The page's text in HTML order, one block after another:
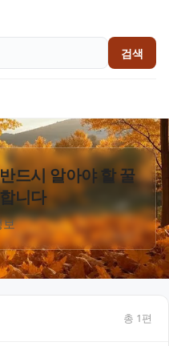
검색
드시 알아야 할 꿀
니다
보
총 1편